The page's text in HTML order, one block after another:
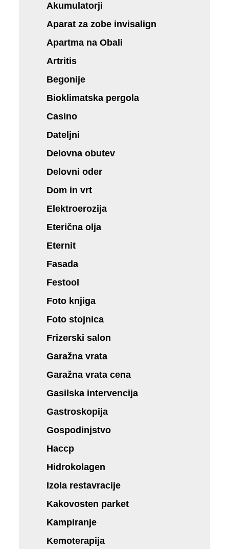
Akumulatorji
Aparat za zobe invisalign
Apartma na Obali
Artritis
Begonije
Bioklimatska pergola
Casino
Dateljni
Delovna obutev
Delovni oder
Dom in vrt
Elektroerozija
Eterična olja
Eternit
Fasada
Festool
Foto knjiga
Foto stojnica
Frizerski salon
Garažna vrata
Garažna vrata cena
Gasilska intervencija
Gastroskopija
Gospodinjstvo
Haccp
Hidrokolagen
Izola restavracije
Kakovosten parket
Kampiranje
Kemoterapija